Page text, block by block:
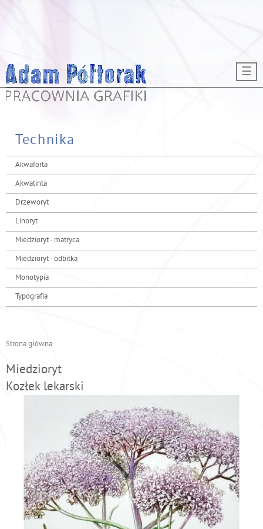
☰
Technika
Akwaforta
Akwatinta
Drzeworyt
Linoryt
Miedzioryt - matryca
Miedzioryt - odbitka
Monotypia
Typografia
e
s
Strona główna
Miedzioryt
Kozłek lekarski